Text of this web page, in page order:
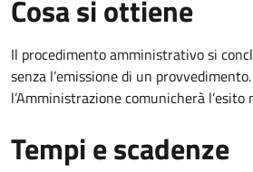
Cosa si ottiene
Il procedimento amministrativo si
senza l’emissione di un
l’Amministrazione comunicherà l’esito
Tempi e scadenze